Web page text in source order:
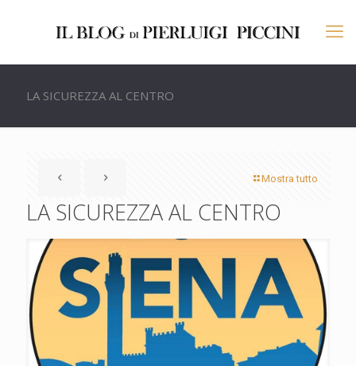
LA SICUREZZA AL CENTRO
Mostra tutto
LA SICUREZZA AL CENTRO